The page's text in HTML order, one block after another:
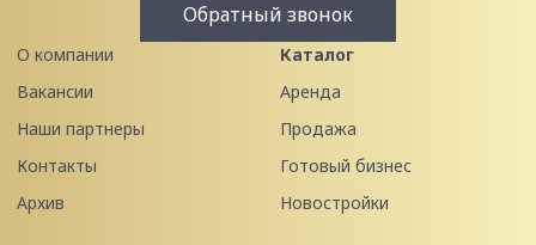
Обратный звонок
О компании
Вакансии
Наши партнеры
Контакты
Архив
Каталог
Аренда
Продажа
Готовый бизнес
Новостройки